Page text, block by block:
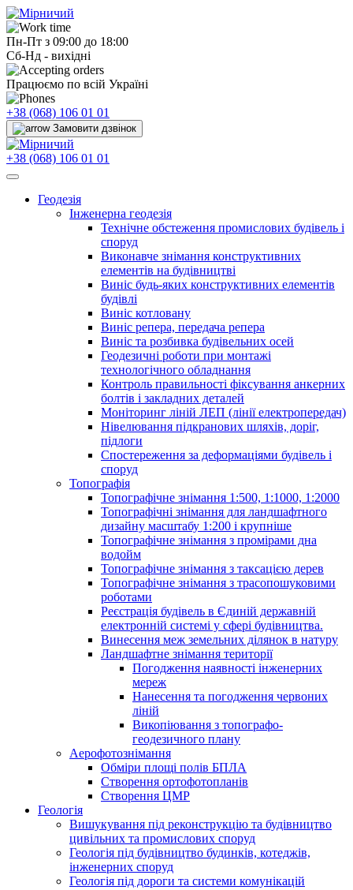
Пн-Пт з 09:00 до 18:00
Сб-Нд - вихідні
Працюємо по всій Україні
+38 (068) 106 01 01
Замовити дзвінок
+38 (068) 106 01 01
Геодезія
Інженерна геодезія
Технічне обстеження промислових будівель і
споруд
Виконавче знімання конструктивних
елементів на будівництві
Виніс будь-яких конструктивних елементів
будівлі
Виніс котловану
Виніс репера, передача репера
Виніс та розбивка будівельних осей
Геодезичні роботи при монтажі
технологічного обладнання
Контроль правильності фіксування анкерних
болтів і закладних деталей
Моніторинг ліній ЛЕП (лінії електропередач)
Нівелювання підкранових шляхів, доріг,
підлоги
Спостереження за деформаціями будівель і
споруд
Топографія
Топографічне знімання 1:500, 1:1000, 1:2000
Топографічні знімання для ландшафтного
дизайну масштабу 1:200 і крупніше
Топографічне знімання з промірами дна
водойм
Топографічне знімання з таксацією дерев
Топографічне знімання з трасопошуковими
роботами
Реєстрація будівель в Єдиній державній
електронній системі у сфері будівництва.
Винесення меж земельних ділянок в натуру
Ландшафтне знімання території
Погодження наявності інженерних
мереж
Нанесення та погодження червоних
ліній
Викопіювання з топографо-
геодезичного плану
Аерофотознімання
Обміри площі полів БПЛА
Створення ортофотопланів
Створення ЦМР
Геологія
Вишукування під реконструкцію та будівництво
цивільних та промислових споруд
Геологія під будівництво будинків, котеджів,
інженерних споруд
Геологія під дороги та системи комунікацій